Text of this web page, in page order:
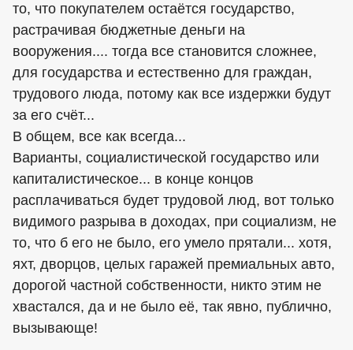
то, что покупателем остаётся государство,
растрачивая бюджетные деньги на
вооружения.... тогда все становится сложнее,
для государства и естественно для граждан,
трудового люда, потому как все издержки будут
за его счёт...
В общем, все как всегда...
Варианты, социалистической государство или
капиталистическое... в конце концов
расплачиваться будет трудовой люд, вот только
видимого разрыва в доходах, при социализм, не
то, что б его не было, его умело прятали... хотя,
яхт, дворцов, целых гаражей премиальных авто,
дорогой частной собственности, никто этим не
хвастался, да и не было её, так явно, публично,
вызывающе!